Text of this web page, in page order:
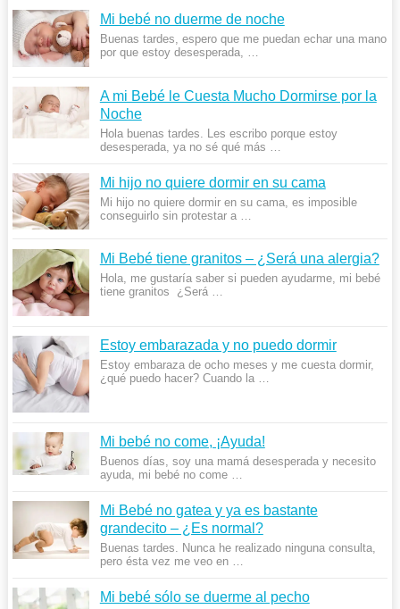
Mi bebé no duerme de noche
Buenas tardes, espero que me puedan echar una mano
por que estoy desesperada, …
A mi Bebé le Cuesta Mucho Dormirse por la
Noche
Hola buenas tardes. Les escribo porque estoy
desesperada, ya no sé qué más …
Mi hijo no quiere dormir en su cama
Mi hijo no quiere dormir en su cama, es imposible
conseguirlo sin protestar a …
Mi Bebé tiene granitos – ¿Será una alergia?
Hola, me gustaría saber si pueden ayudarme, mi bebé
tiene granitos ¿Será …
Estoy embarazada y no puedo dormir
Estoy embaraza de ocho meses y me cuesta dormir,
¿qué puedo hacer? Cuando la …
Mi bebé no come, ¡Ayuda!
Buenos días, soy una mamá desesperada y necesito
ayuda, mi bebé no come …
Mi Bebé no gatea y ya es bastante
grandecito – ¿Es normal?
Buenas tardes. Nunca he realizado ninguna consulta,
pero ésta vez me veo en …
Mi bebé sólo se duerme al pecho